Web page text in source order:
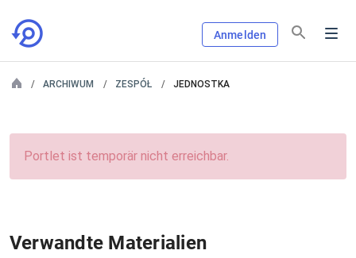
Anmelden
ARCHIWUM ZESPÓŁ JEDNOSTKA
Portlet ist temporär nicht erreichbar.
Verwandte Materialien